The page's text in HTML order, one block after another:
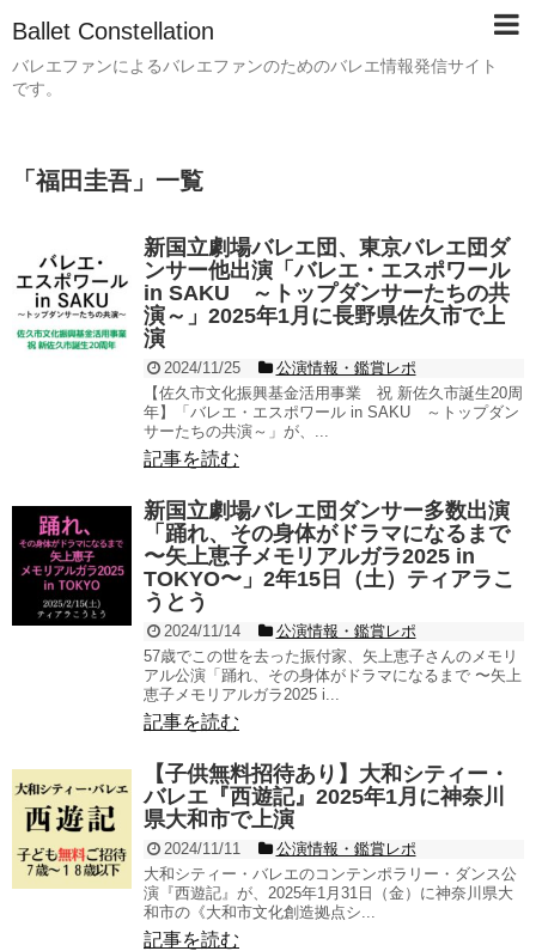
Ballet Constellation
バレエファンによるバレエファンのためのバレエ情報発信サイト
です。
「福田圭吾 」 一覧
新国立劇場バレエ団、東京バレエ団ダ
ンサー他出演「バレエ・エスポワール
in SAKU ～トップダンサーたちの共
演～」2025年1月に長野県佐久市で上
演
2024/11/25
公演情報・鑑賞レポ
【佐久市文化振興基金活用事業 祝 新佐久市誕生20周
年】「バレエ・エスポワール in SAKU ～トップダン
サーたちの共演～」が、...
記事を読む
新国立劇場バレエ団ダンサー多数出演
「踊れ、その身体がドラマになるまで
〜矢上恵子メモリアルガラ2025 in
TOKYO〜」2年15日（土）ティアラこ
うとう
2024/11/14
公演情報・鑑賞レポ
57歳でこの世を去った振付家、矢上恵子さんのメモリ
アル公演「踊れ、その身体がドラマになるまで 〜矢上
恵子メモリアルガラ2025 i...
記事を読む
【子供無料招待あり】大和シティー・
バレエ『西遊記』2025年1月に神奈川
県大和市で上演
2024/11/11
公演情報・鑑賞レポ
大和シティー・バレエのコンテンポラリー・ダンス公
演『西遊記』が、2025年1月31日（金）に神奈川県大
和市の《大和市文化創造拠点シ...
記事を読む